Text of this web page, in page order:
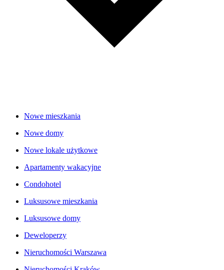
Nowe mieszkania
Nowe domy
Nowe lokale użytkowe
Apartamenty wakacyjne
Condohotel
Luksusowe mieszkania
Luksusowe domy
Deweloperzy
Nieruchomości Warszawa